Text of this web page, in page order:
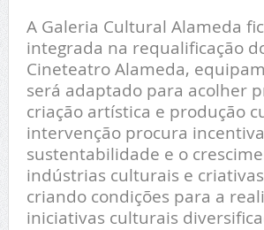
A Galeria Cultural Alameda
integrada na requalificação
Cineteatro Alameda,
será adaptado para acolher
criação artística e produção
intervenção procura
sustentabilidade e o
indústrias culturais e
criando condições para a
iniciativas culturais